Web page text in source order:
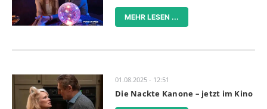
MEHR LESEN ...
01.08.2025 - 12:51
Die Nackte Kanone – jetzt im Kino